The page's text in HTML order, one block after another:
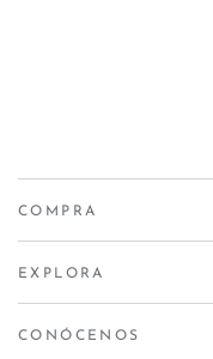
COMPRA
EXPLORA
CONÓCENOS